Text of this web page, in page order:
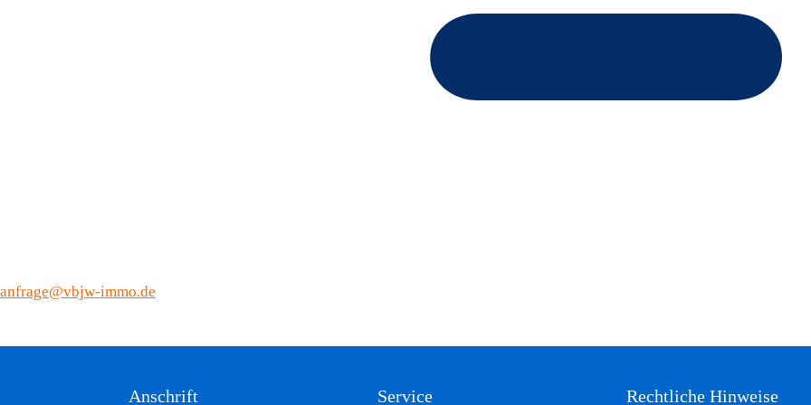
anfrage@vbjw-immo.de
Anschrift Service Rechtliche Hinweise